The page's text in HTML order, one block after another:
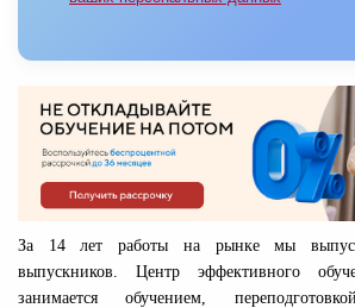
За 14 лет работы на рынке мы
выпускников. Центр эффективного
занимается обучением,